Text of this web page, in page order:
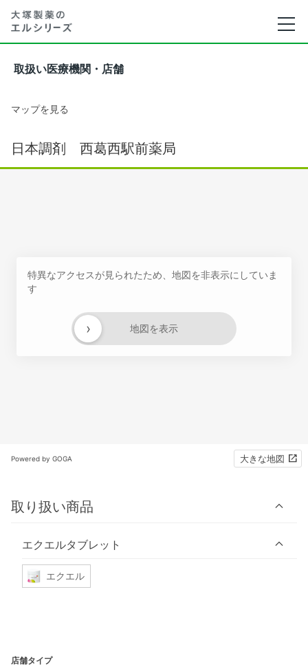
取扱い医療機関・店舗
マップを見る
日本調剤 西葛西駅前薬局
特異なアクセスが見られたため、地図を非表示にしていま
す
地図を表示
›
Powered by GOGA 大きな地図
取り扱い商品
エクエルタブレット
エクエル
店舗タイプ